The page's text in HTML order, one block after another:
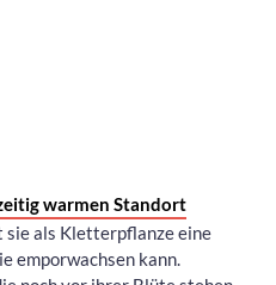
warmen Standort
sie als Kletterpflanze eine
emporwachsen kann.